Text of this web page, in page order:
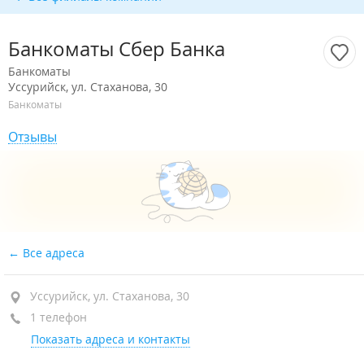
Банкоматы Сбер Банка
Банкоматы
Уссурийск, ул. Стаханова, 30
Банкоматы
Отзывы
Все адреса
Уссурийск, ул. Стаханова, 30
1 телефон
Показать адреса и контакты